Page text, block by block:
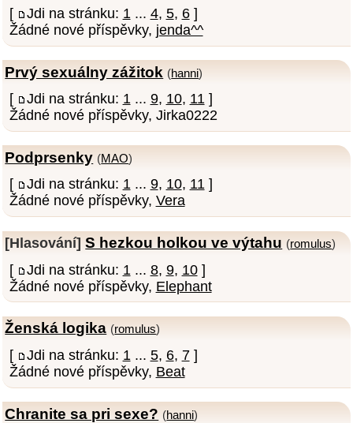
[ Jdi na stránku: 1 ... 4, 5, 6]
Žádné nové příspěvky, jenda^^
Prvý sexuálny zážitok (hanni)
[ Jdi na stránku: 1... 9, 10, 11]
Žádné nové příspěvky, Jirka0222
Podprsenky (MAO)
[ Jdi na stránku: 1... 9, 10, 11]
Žádné nové příspěvky, Vera
[Hlasování] S hezkou holkou ve výtahu (romulus)
[ Jdi na stránku: 1 ... 8, 9, 10]
Žádné nové příspěvky, Elephant
Ženská logika (romulus)
[ Jdi na stránku: 1 ... 5, 6, 7]
Žádné nové příspěvky, Beat
Chranite sa pri sexe? (hanni)